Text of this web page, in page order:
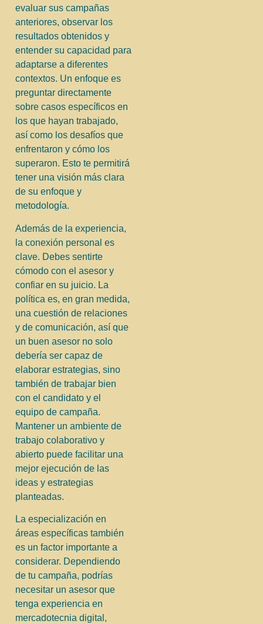
evaluar sus campañas
anteriores, observar los
resultados obtenidos y
entender su capacidad para
adaptarse a diferentes
contextos. Un enfoque es
preguntar directamente
sobre casos específicos en
los que hayan trabajado,
así como los desafíos que
enfrentaron y cómo los
superaron. Esto te permitirá
tener una visión más clara
de su enfoque y
metodología.
Además de la experiencia,
la conexión personal es
clave. Debes sentirte
cómodo con el asesor y
confiar en su juicio. La
política es, en gran medida,
una cuestión de relaciones
y de comunicación, así que
un buen asesor no solo
debería ser capaz de
elaborar estrategias, sino
también de trabajar bien
con el candidato y el
equipo de campaña.
Mantener un ambiente de
trabajo colaborativo y
abierto puede facilitar una
mejor ejecución de las
ideas y estrategias
planteadas.
La especialización en
áreas específicas también
es un factor importante a
considerar. Dependiendo
de tu campaña, podrías
necesitar un asesor que
tenga experiencia en
mercadotecnia digital,